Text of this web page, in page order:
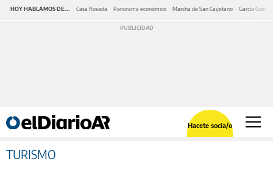
HOY HABLAMOS DE... Casa Rosada Panorama económico Marcha de San Cayetano García Cuerva
Hacete socia/o
TURISMO